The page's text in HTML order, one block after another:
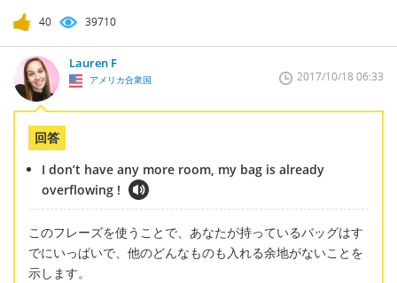
40 39710
Lauren F
アメリカ合衆国 2017/10/18 06:33
回答
I don’t have any more room, my bag is already
overflowing !
このフレーズを使うことで、あなたが持っているバッグはす
でにいっぱいで、他のどんなものも入れる余地がないことを
示します。